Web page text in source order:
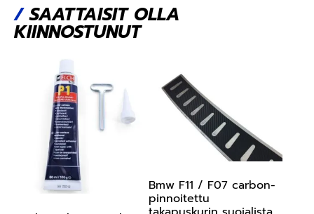
/SAATTAISIT OLLA
KIINNOSTUNUT
Bmw F11 / F07 carbon-
pinnoitettu